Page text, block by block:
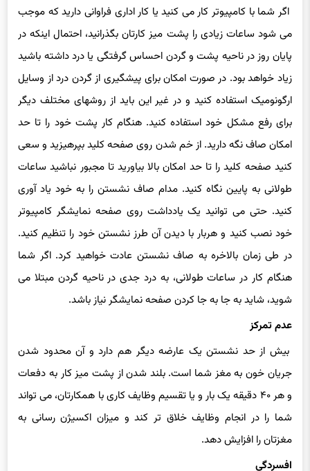
می شود ساعات زیادی را پشت میز کارتان بگذرانید، احتمال اینکه در
پایان روز در ناحیه پشت و گردن احساس گرفتگی یا درد داشته باشید
زیاد خواهد بود. در صورت امکان برای پیشگیری از گردن درد از وسایل
ارگونومیک استفاده کنید و در غیر این باید از روشهای مختلف دیگر
برای رفع مشکل خود استفاده کنید. هنگام کار پشت خود را تا حد
امکان صاف نگه دارید. از خم شدن روی صفحه کلید بپرهیزید و سعی
کنید صفحه کلید را تا حد امکان بالا بیاورید تا مجبور نباشید ساعات
طولانی به پایین نگاه کنید. مدام صاف نشستن را به خود یاد آوری
کنید. حتی می توانید یک یادداشت روی صفحه نمایشگر کامپیوتر
خود نصب کنید و هربار با دیدن آن طرز نشستن خود را تنظیم کنید.
در طی زمان بالاخره به صاف نشستن عادت خواهید کرد. اگر شما
هنگام کار در ساعات طولانی، به درد جدی در ناحیه گردن مبتلا می
شوید، شاید به جا به جا کردن صفحه نمایشگر نیاز باشد.
عدم تمرکز
بیش از حد نشستن یک عارضه دیگر هم دارد و آن محدود شدن
جریان خون به مغز شما است. بلند شدن از پشت میز کار به دفعات
و هر ۴۰ دقیقه یک بار و یا تقسیم وظایف کاری با همکارتان، می تواند
شما را در انجام وظایف خلاق تر کند و میزان اکسیژن رسانی به
مغزتان را افزایش دهد.
افسردگی